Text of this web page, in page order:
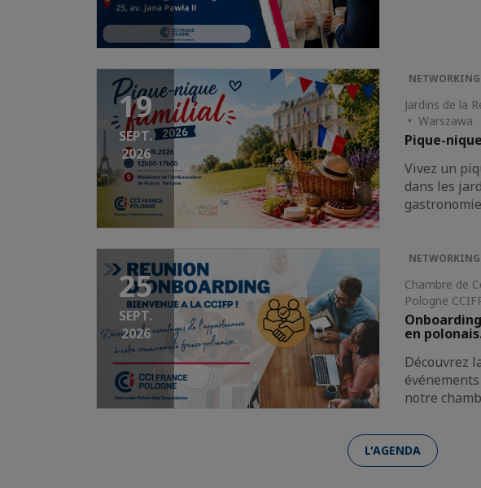
19
SEPT.
2026
NETWORKING
Jardins de la
• Warszawa
Pique-
Vivez un
dans les
25
SEPT.
2026
NETWORKING
Chambre de
Pologne
en
Découvrez
notre
L'AGENDA